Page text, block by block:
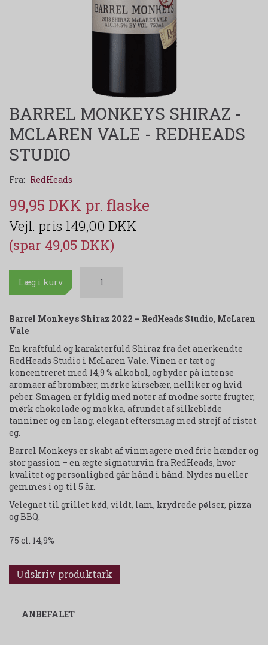
BARREL MONKEYS SHIRAZ -
MCLAREN VALE - REDHEADS
STUDIO
Fra: RedHeads
99,95 DKK
149,00 DKK
(spar 49,05 DKK)
Læg i kurv
Barrel Monkeys Shiraz 2022 – RedHeads Studio, McLaren
Vale
En kraftfuld og karakterfuld Shiraz fra det anerkendte
RedHeads Studio i McLaren Vale. Vinen er tæt og
koncentreret med 14,9 % alkohol, og byder på intense
aromaer af brombær, mørke kirsebær, nelliker og hvid
peber. Smagen er fyldig med noter af modne sorte frugter,
mørk chokolade og mokka, afrundet af silkebløde
tanniner og en lang, elegant eftersmag med strejf af ristet
eg.
Barrel Monkeys er skabt af vinmagere med frie hænder og
stor passion – en ægte signaturvin fra RedHeads, hvor
kvalitet og personlighed går hånd i hånd. Nydes nu eller
gemmes i op til 5 år.
Velegnet til grillet kød, vildt, lam, krydrede pølser, pizza
og BBQ.
75 cl. 14,9%
Udskriv produktark
ANBEFALET